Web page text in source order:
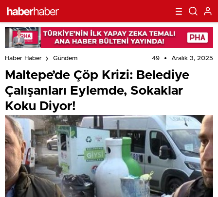
Haber Haber Gündem 49 Aralık 3, 2025
Maltepe’de Çöp Krizi: Belediye
Çalışanları Eylemde, Sokaklar
Koku Diyor!